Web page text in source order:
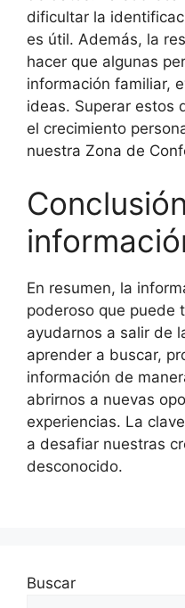
dificultar la
es útil. Además, la
hacer que algunas
información familiar,
ideas. Superar estos
el crecimiento
nuestra Zona de
En resumen, la
poderoso que puede
ayudarnos a salir de
aprender a buscar,
información de
abrirnos a nuevas
experiencias. La
a desafiar nuestras
desconocido.
Buscar